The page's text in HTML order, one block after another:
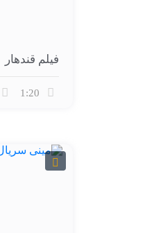
فیلم قندهار
1:20